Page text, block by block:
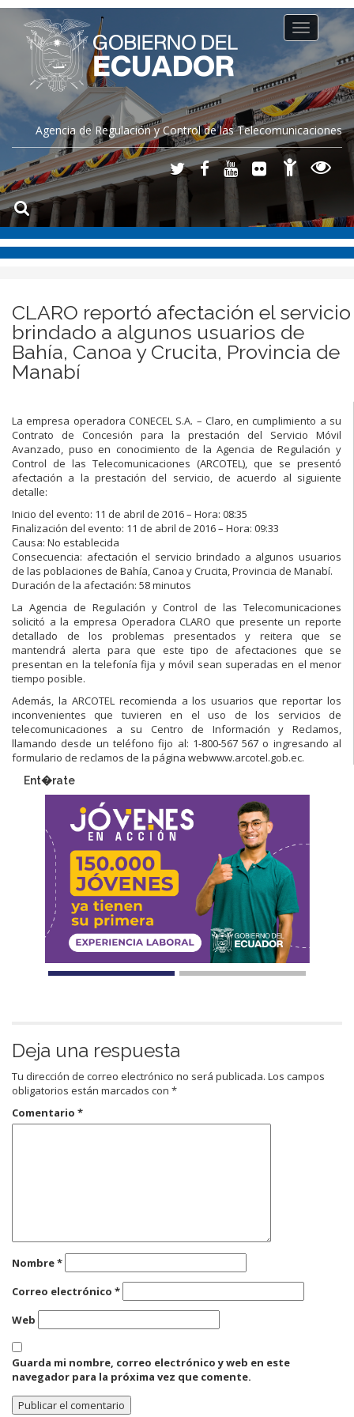
Agencia de Regulación y Control de las Telecomunicaciones
Toggle
navigation
CLARO reportó afectación el servicio
brindado a algunos usuarios de
Bahía, Canoa y Crucita, Provincia de
Manabí
La empresa operadora CONECEL S.A. – Claro, en cumplimiento a su
Contrato de Concesión para la prestación del Servicio Móvil
Avanzado, puso en conocimiento de la Agencia de Regulación y
Control de las Telecomunicaciones (ARCOTEL), que se presentó
afectación a la prestación del servicio, de acuerdo al siguiente
detalle:
Inicio del evento: 11 de abril de 2016 – Hora: 08:35
Finalización del evento: 11 de abril de 2016 – Hora: 09:33
Causa: No establecida
Consecuencia: afectación el servicio brindado a algunos usuarios
de las poblaciones de Bahía, Canoa y Crucita, Provincia de Manabí.
Duración de la afectación: 58 minutos
La Agencia de Regulación y Control de las Telecomunicaciones
solicitó a la empresa Operadora CLARO que presente un reporte
detallado de los problemas presentados y reitera que se
mantendrá alerta para que este tipo de afectaciones que se
presentan en la telefonía fija y móvil sean superadas en el menor
tiempo posible.
Además, la ARCOTEL recomienda a los usuarios que reportar los
inconvenientes que tuvieren en el uso de los servicios de
telecomunicaciones a su Centro de Información y Reclamos,
llamando desde un teléfono fijo al: 1-800-567 567 o ingresando al
formulario de reclamos de la página webwww.arcotel.gob.ec.
Ent�rate
Deja una respuesta
Tu dirección de correo electrónico no será publicada. Los campos
obligatorios están marcados con *
Comentario *
Nombre*
Correo electrónico *
Web
Guarda mi nombre, correo electrónico y web en este
navegador para la próxima vez que comente.